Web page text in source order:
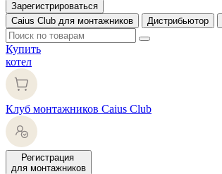
Зарегистрироваться
Caius Club для монтажников
Дистрибьютор
Купить
котел
Клуб монтажников Caius Club
Регистрация
для монтажников